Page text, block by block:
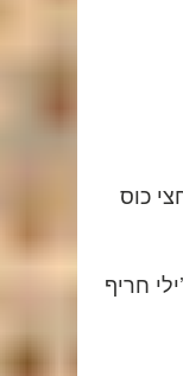
כוס
חריף